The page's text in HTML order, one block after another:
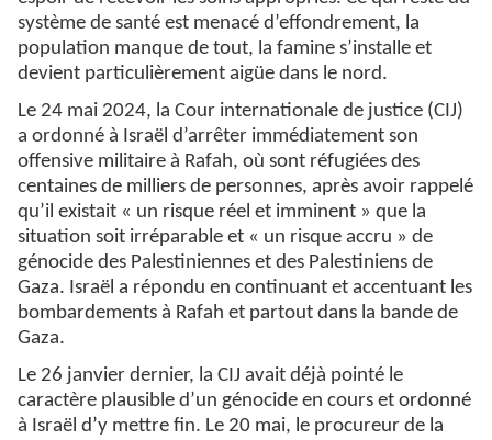
système de santé est menacé d’effondrement, la
population manque de tout, la famine s’installe et
devient particulièrement aigüe dans le nord.
Le 24 mai 2024, la Cour internationale de justice (CIJ)
a ordonné à Israël d’arrêter immédiatement son
offensive militaire à Rafah, où sont réfugiées des
centaines de milliers de personnes, après avoir rappelé
qu’il existait « un risque réel et imminent » que la
situation soit irréparable et « un risque accru » de
génocide des Palestiniennes et des Palestiniens de
Gaza. Israël a répondu en continuant et accentuant les
bombardements à Rafah et partout dans la bande de
Gaza.
Le 26 janvier dernier, la CIJ avait déjà pointé le
caractère plausible d’un génocide en cours et ordonné
à Israël d’y mettre fin. Le 20 mai, le procureur de la